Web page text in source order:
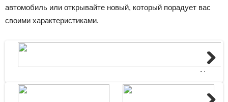
автомобиль или открывайте новый, который порадует вас
своими характеристиками.
Next